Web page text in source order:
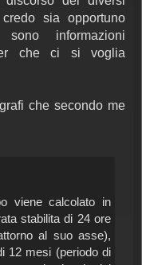
sia opportuno
informazioni
che ci si voglia
che secondo me
viene calcolato in
stabilita di 24 ore
al suo asse),
12 mesi (periodo di